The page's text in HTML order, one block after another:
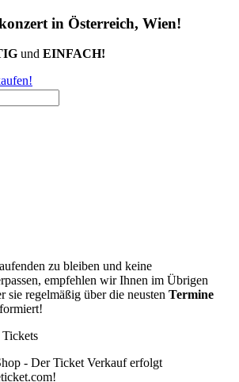
in Österreich, Wien!
und EINFACH!
zu bleiben und keine
empfehlen wir Ihnen im Übrigen
sie regelmäßig über die neusten Termine
- Der Ticket Verkauf erfolgt